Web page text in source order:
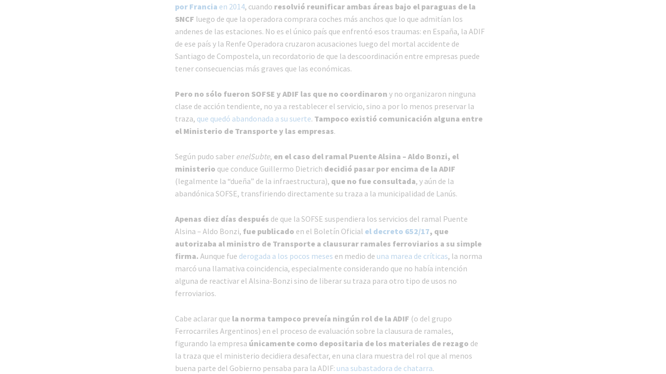
por Francia en 2014, cuando resolvió reunificar ambas áreas bajo el paraguas de la
SNCF luego de que la operadora comprara coches más anchos que lo que admitían los
andenes de las estaciones. No es el único país que enfrentó esos traumas: en España, la ADIF
de ese país y la Renfe Operadora cruzaron acusaciones luego del mortal accidente de
Santiago de Compostela, un recordatorio de que la descoordinación entre empresas puede
tener consecuencias más graves que las económicas.
Pero no sólo fueron SOFSE y ADIF las que no coordinaron y no organizaron ninguna
clase de acción tendiente, no ya a restablecer el servicio, sino a por lo menos preservar la
traza, que quedó abandonada a su suerte. Tampoco existió comunicación alguna entre
el Ministerio de Transporte y las empresas.
Según pudo saber enelSubte, en el caso del ramal Puente Alsina – Aldo Bonzi, el
ministerio que conduce Guillermo Dietrich decidió pasar por encima de la ADIF
(legalmente la “dueña” de la infraestructura), que no fue consultada, y aún de la
abandónica SOFSE, transfiriendo directamente su traza a la municipalidad de Lanús.
Apenas diez días después de que la SOFSE suspendiera los servicios del ramal Puente
Alsina – Aldo Bonzi, fue publicado en el Boletín Oficial el decreto 652/17, que
autorizaba al ministro de Transporte a clausurar ramales ferroviarios a su simple
firma. Aunque fue derogada a los pocos meses en medio de una marea de críticas, la norma
marcó una llamativa coincidencia, especialmente considerando que no había intención
alguna de reactivar el Alsina-Bonzi sino de liberar su traza para otro tipo de usos no
ferroviarios.
Cabe aclarar que la norma tampoco preveía ningún rol de la ADIF (o del grupo
Ferrocarriles Argentinos) en el proceso de evaluación sobre la clausura de ramales,
figurando la empresa únicamente como depositaria de los materiales de rezago de
la traza que el ministerio decidiera desafectar, en una clara muestra del rol que al menos
buena parte del Gobierno pensaba para la ADIF: una subastadora de chatarra.